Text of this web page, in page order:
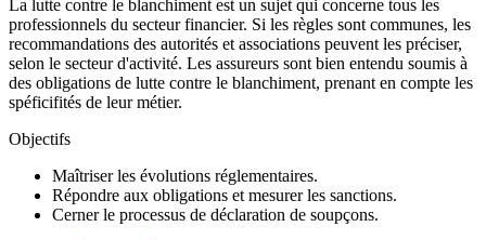
La lutte contre le blanchiment est un sujet qui concerne tous les
professionnels du secteur financier. Si les règles sont communes, les
recommandations des autorités et associations peuvent les préciser,
selon le secteur d'activité. Les assureurs sont bien entendu soumis à
des obligations de lutte contre le blanchiment, prenant en compte les
spéficifités de leur métier.
Objectifs
Maîtriser les évolutions réglementaires.
Répondre aux obligations et mesurer les sanctions.
Cerner le processus de déclaration de soupçons.